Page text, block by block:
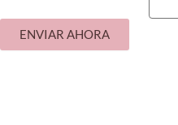
ENVIAR AHORA